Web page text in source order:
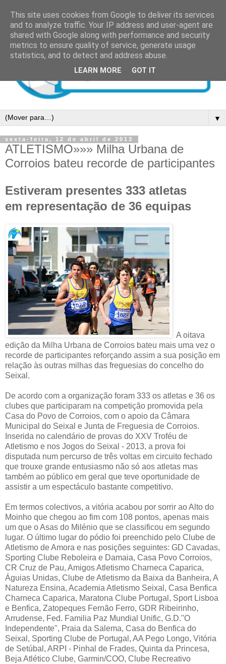
▼
sexta-feira, 12 de abril de 2013
ATLETISMO»»» Milha Urbana de
Corroios bateu recorde de participantes
Estiveram presentes 333 atletas
em representação de 36 equipas
A oitava
edição da Milha Urbana de Corroios bateu mais uma vez o
recorde de participantes reforçando assim a sua posição em
relação às outras milhas das freguesias do concelho do
Seixal.
De acordo com a organização foram 333 os atletas e 36 os
clubes que participaram na competição promovida pela
Casa do Povo de Corroios, com o apoio da Câmara
Municipal do Seixal e Junta de Freguesia de Corroios.
Inserida no calendário de provas do XXV Troféu de
Atletismo e nos Jogos do Seixal - 2013, a prova foi
disputada num percurso de três voltas em circuito fechado
que trouxe grande entusiasmo não só aos atletas mas
também ao público em geral que teve oportunidade de
assistir a um espectáculo bastante competitivo.
Em termos colectivos, a vitória acabou por sorrir ao Alto do
Moinho que chegou ao fim com 108 pontos, apenas mais
um que o Asas do Milénio que se classificou em segundo
lugar. O último lugar do pódio foi preenchido pelo Clube de
Atletismo de Amora e nas posições seguintes: GD Cavadas,
Sporting Clube Reboleira e Damaia, Casa Povo Corroios,
CR Cruz de Pau, Amigos Atletismo Charneca Caparica,
Águias Unidas, Clube de Atletismo da Baixa da Banheira, A
Natureza Ensina, Academia Atletismo Seixal, Casa Benfica
Charneca Caparica, Maratona Clube Portugal, Sport Lisboa
e Benfica, Zatopeques Fernão Ferro, GDR Ribeirinho,
Arrudense, Fed. Familia Paz Mundial Unific, G.D."O
Independente", Praia da Salema, Casa do Benfica do
Seixal, Sporting Clube de Portugal, AA Pego Longo, Vitória
de Setúbal, ARPI - Pinhal de Frades, Quinta da Princesa,
Beja Atlético Clube, Garmin/COO, Clube Recreativo
This site uses cookies from Google to deliver its services
and to analyze traffic. Your IP address and user-agent are
shared with Google along with performance and security
metrics to ensure quality of service, generate usage
statistics, and to detect and address abuse.
LEARN MORE GOT IT